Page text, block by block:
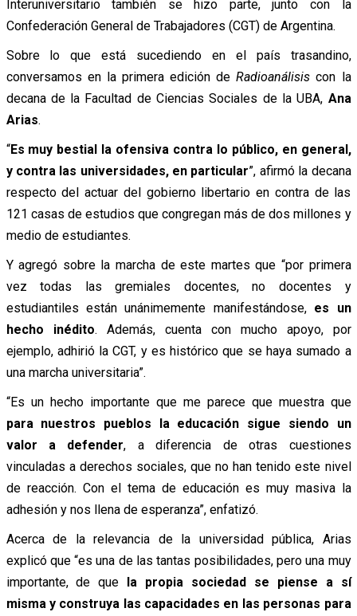
Interuniversitario también se hizo parte, junto con la
Confederación General de Trabajadores (CGT) de Argentina.
Sobre lo que está sucediendo en el país trasandino,
conversamos en la primera edición deRadioanálisis con la
decana de la Facultad de Ciencias Sociales de la UBA, Ana
Arias.
“Es muy bestial la ofensiva contra lo público, en general,
y contra las universidades, en particular”, afirmó la decana
respecto del actuar del gobierno libertario en contra de las
121 casas de estudios que congregan más de dos millones y
medio de estudiantes.
Y agregó sobre la marcha de este martes que “por primera
vez todas las gremiales docentes, no docentes y
estudiantiles están unánimemente manifestándose, es un
hecho inédito. Además, cuenta con mucho apoyo, por
ejemplo, adhirió la CGT, y es histórico que se haya sumado a
una marcha universitaria”.
“Es un hecho importante que me parece que muestra que
para nuestros pueblos la educación sigue siendo un
valor a defender, a diferencia de otras cuestiones
vinculadas a derechos sociales, que no han tenido este nivel
de reacción. Con el tema de educación es muy masiva la
adhesión y nos llena de esperanza”, enfatizó.
Acerca de la relevancia de la universidad pública, Arias
explicó que “es una de las tantas posibilidades, pero una muy
importante, de que la propia sociedad se piense a sí
misma y construya las capacidades en las personas para